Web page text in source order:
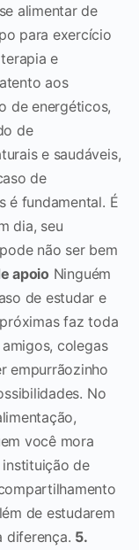
alimentar de
para exercício
e
aos
de energéticos,
de
e saudáveis,
de
é fundamental. É
dia, seu
não ser bem
apoio Ninguém
de estudar e
faz toda
colegas
empurrãozinho
No
você mora
de
de estudarem
diferença. 5.